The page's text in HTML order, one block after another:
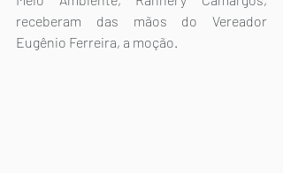
receberam das mãos do Vereador
Eugênio Ferreira, a moção.